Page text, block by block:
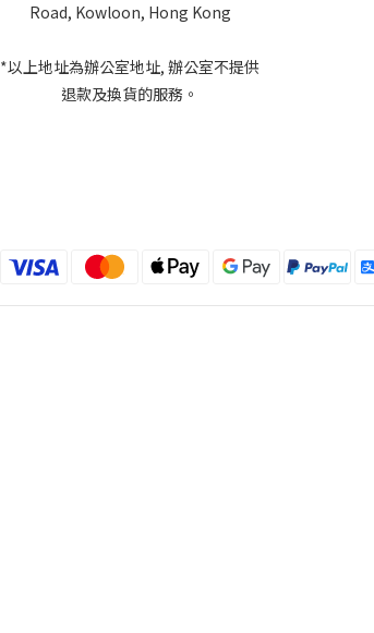
Road, Kowloon, Hong Kong
*以上地址為辦公室地址, 辦公室不提供
退款及換貨的服務。